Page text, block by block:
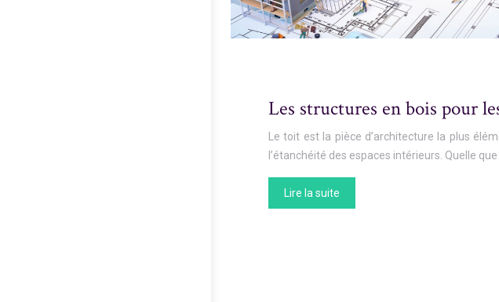
Les structures en bois pour
Le toit est la pièce d’architecture la plus
l’étanchéité des espaces intérieurs. Quelle
Lire la suite